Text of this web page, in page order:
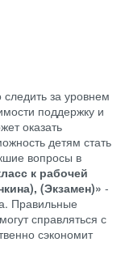
за уровнем
поддержку и
оказать
детям стать
вопросы в
к рабочей
(Экзамен)» -
Правильные
справляться с
сэкономит